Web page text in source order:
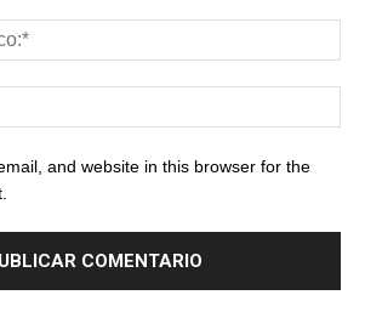
and website in this browser for the